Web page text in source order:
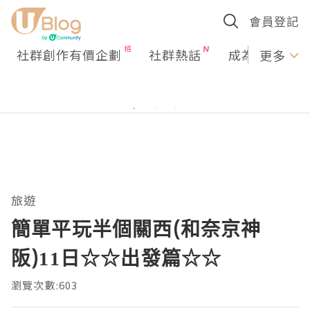
會員登記
社群創作有價企劃 社群熱話 成為U更多
旅遊
簡單平玩半個關西(和奈京神
阪)11日☆☆出發篇☆☆
瀏覽次數:603